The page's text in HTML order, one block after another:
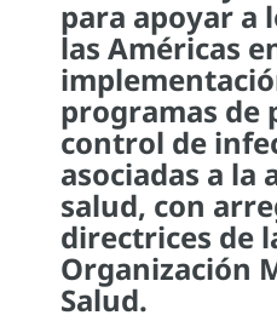
para apoyar a
las Américas
programas de
control de
asociadas a la
salud, con
directrices de
Organización
Salud.